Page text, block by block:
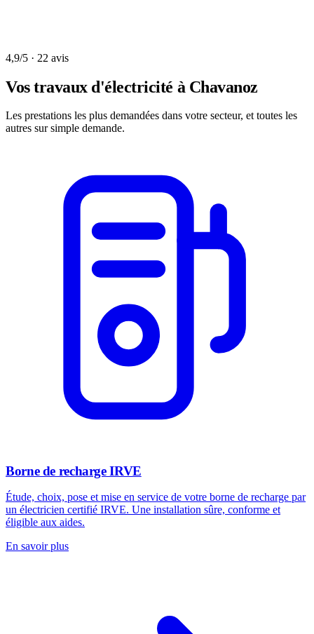
4,9/5 · 22 avis
Vos travaux d'électricité à Chavanoz
Les prestations les plus demandées dans votre secteur, et toutes les
autres sur simple demande.
Borne de recharge IRVE
Étude, choix, pose et mise en service de votre borne de recharge par
un électricien certifié IRVE. Une installation sûre, conforme et
éligible aux aides.
En savoir plus